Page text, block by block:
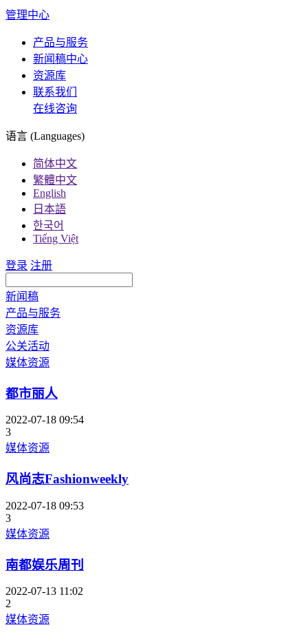
管理中心
产品与服务
新闻稿中心
资源库
联系我们
在线咨询
语言 (Languages)
简体中文
繁體中文
English
日本語
한국어
Tiếng Việt
登录 注册
新闻稿
产品与服务
资源库
公关活动
媒体资源
都市丽人
2022-07-18 09:54
3
媒体资源
风尚志Fashionweekly
2022-07-18 09:53
3
媒体资源
南都娱乐周刊
2022-07-13 11:02
2
媒体资源